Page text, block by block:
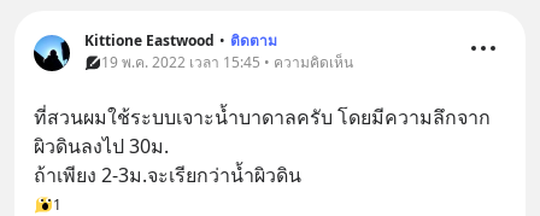
Kittione Eastwood • ติดตาม
19 พ.ค. 2022 เวลา 15:45 • ความคิดเห็น
ที่สวนผมใช้ระบบเจาะน้ำบาดาลครับ โดยมีความลึกจาก
ผิวดินลงไป 30ม.
ถ้าเพียง 2-3ม.จะเรียกว่าน้ำผิวดิน
1